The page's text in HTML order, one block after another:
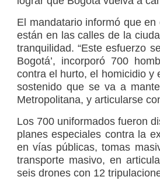
El mandatario informó que en
están en las calles de la
tranquilidad. “Este esfuerzo
Bogotá’, incorporó 700
contra el hurto, el homicidio y
sostenido que se va a
Metropolitana, y articularse
Los 700 uniformados fueron
planes especiales contra la
en vías públicas, tomas
transporte masivo, en
seis drones con 12